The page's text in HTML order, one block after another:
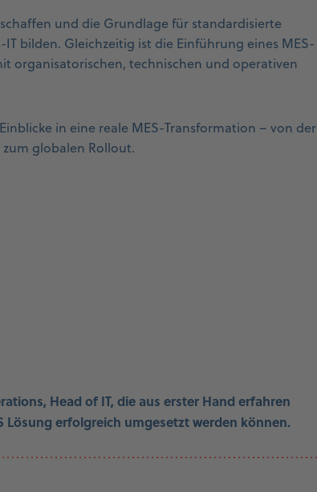
und die Grundlage für standardisierte
bilden. Gleichzeitig ist die Einführung eines MES-
organisatorischen, technischen und operativen
in eine reale MES-Transformation – von der
globalen Rollout.
Head of IT, die aus erster Hand erfahren
Lösung erfolgreich umgesetzt werden können.